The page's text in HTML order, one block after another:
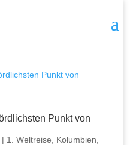
Punkt von
| 1. Weltreise Kolumbien